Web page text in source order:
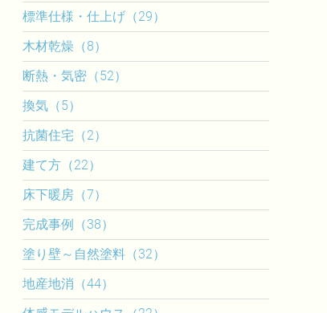
標準仕様・仕上げ（29）
木材乾燥（8）
断熱・気密（52）
換気（5）
抗菌住宅（2）
建て方（22）
床下暖房（7）
完成事例（38）
塗り壁～自然塗料（32）
地産地消（44）